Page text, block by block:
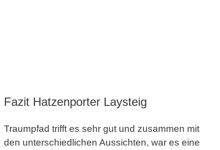
Fazit Hatzenporter Laysteig
Traumpfad trifft es sehr gut und zusammen mit
den unterschiedlichen Aussichten, war es eine